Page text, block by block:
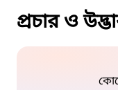
প্রচার ও